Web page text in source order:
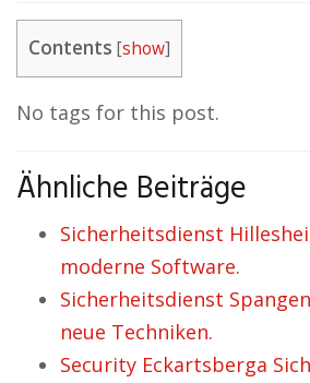
Contents [show]
No tags for this post.
Ähnliche Beiträge
Sicherheitsdienst
moderne Software.
Sicherheitsdienst
neue Techniken.
Security Eckartsberga